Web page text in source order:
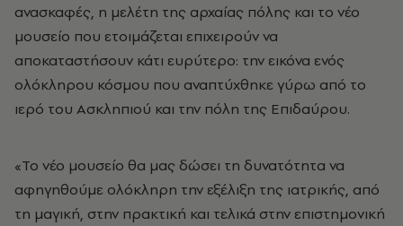
ανασκαφές, η μελέτη της αρχαίας πόλης και το νέο
μουσείο που ετοιμάζεται επιχειρούν να
αποκαταστήσουν κάτι ευρύτερο: την εικόνα ενός
ολόκληρου κόσμου που αναπτύχθηκε γύρω από το
ιερό του Ασκληπιού και την πόλη της Επιδαύρου.
«Το νέο μουσείο θα μας δώσει τη δυνατότητα να
αφηγηθούμε ολόκληρη την εξέλιξη της ιατρικής, από
τη μαγική, στην πρακτική και τελικά στην επιστημονική